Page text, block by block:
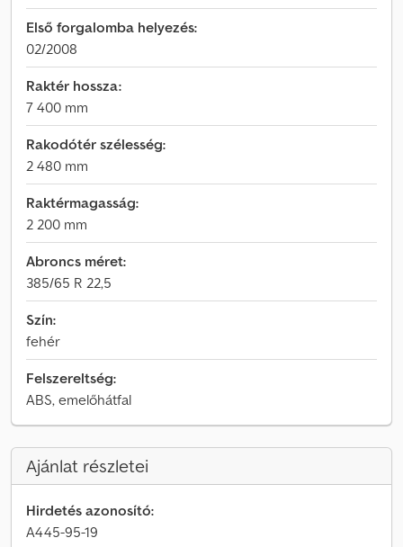
Első forgalomba helyezés:
02/2008
Raktér hossza:
7 400 mm
Rakodótér szélesség:
2 480 mm
Raktérmagasság:
2 200 mm
Abroncs méret:
385/65 R 22,5
Szín:
fehér
Felszereltség:
ABS, emelőhátfal
Ajánlat részletei
Hirdetés azonosító:
A445-95-19